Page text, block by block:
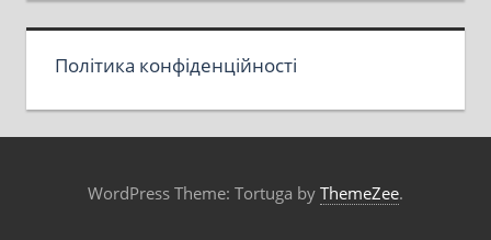
Політика конфіденційності
WordPress Theme: Tortuga by ThemeZee.